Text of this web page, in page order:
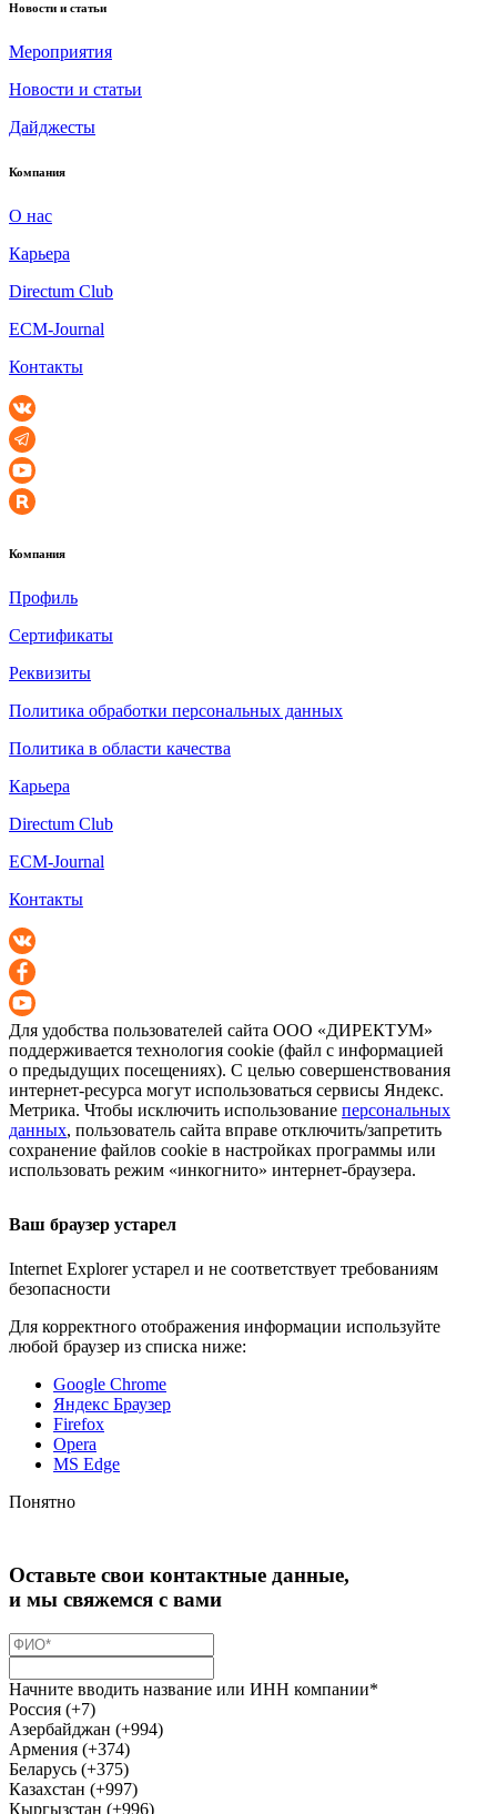
Новости и статьи
Мероприятия
Новости и статьи
Дайджесты
Компания
О нас
Карьера
Directum Club
ECM-Journal
Контакты
Компания
Профиль
Сертификаты
Реквизиты
Политика обработки персональных данных
Политика в области качества
Карьера
Directum Club
ECM-Journal
Контакты
Для удобства пользователей сайта ООО «ДИРЕКТУМ»
поддерживается технология cookie (файл с информацией
о предыдущих посещениях). С целью совершенствования
интернет-ресурса могут использоваться сервисы Яндекс.
Метрика. Чтобы исключить использование персональных
данных, пользователь сайта вправе отключить/запретить
сохранение файлов cookie в настройках программы или
использовать режим «инкогнито» интернет-браузера.
Ваш браузер устарел
Internet Explorer устарел и не соответствует требованиям
безопасности
Для корректного отображения информации используйте
любой браузер из списка ниже:
Google Chrome
Яндекс Браузер
Firefox
Opera
MS Edge
Понятно
Оставьте свои контактные данные,
и мы свяжемся с вами
Начните вводить название или ИНН компании*
Россия (+7)
Азербайджан (+994)
Армения (+374)
Беларусь (+375)
Казахстан (+997)
Кыргызстан (+996)